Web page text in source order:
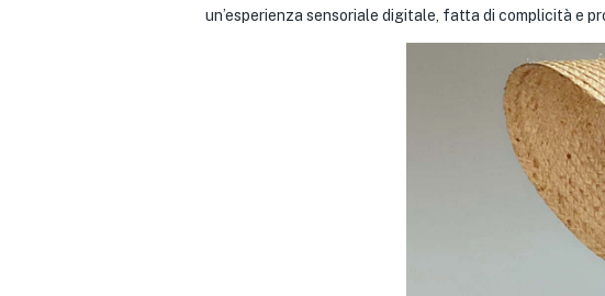
un’esperienza sensoriale digitale, fatta di complicità e